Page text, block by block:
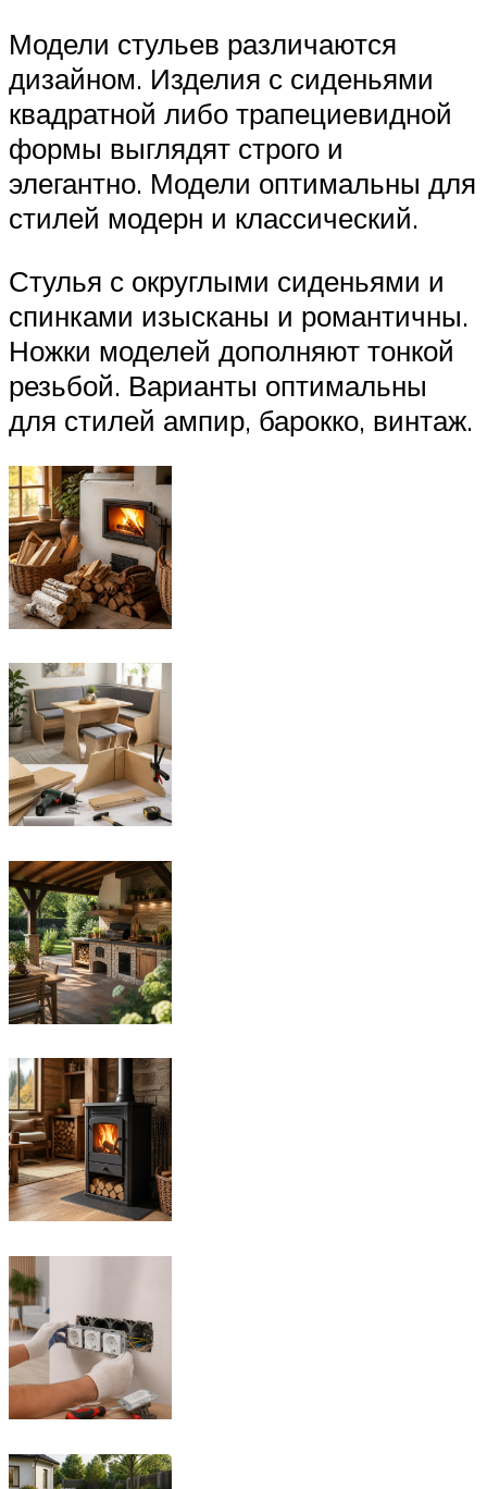
Модели стульев различаются
дизайном. Изделия с сиденьями
квадратной либо трапециевидной
формы выглядят строго и
элегантно. Модели оптимальны для
стилей модерн и классический.
Стулья с округлыми сиденьями и
спинками изысканы и романтичны.
Ножки моделей дополняют тонкой
резьбой. Варианты оптимальны
для стилей ампир, барокко, винтаж.